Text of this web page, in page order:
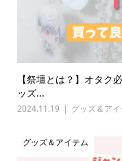
【祭壇とは？】オタク
ッズ...
2024.11.19 グッズ＆ア
グッズ＆アイテム